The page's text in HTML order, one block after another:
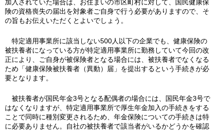
加入されていた場合は、お住まいの市区町村に対して、国民健康保
険の資格喪失の届出を対象者ご自身で行う必要がありますので、そ
の旨もお伝えいただくとよいでしょう。
特定適用事業所に該当しない500人以下の企業でも、健康保険の
被扶養者になっている方が特定適用事業所に勤務していて今回の改
正により、ご自身が被保険者となる場合には、被扶養者でなくなる
ため「健康保険被扶養者（異動）届」を提出するという手続きが必
要となります。
被扶養者が国民年金3号となる配偶者の場合には、国民年金3号で
はなくなりますが、特定適用事業所で厚生年金加入の手続きをする
ことで同時に種別変更されるため、年金保険についての手続きは特
に必要ありません。自社の被扶養者で該当者がいるかどうかを確認